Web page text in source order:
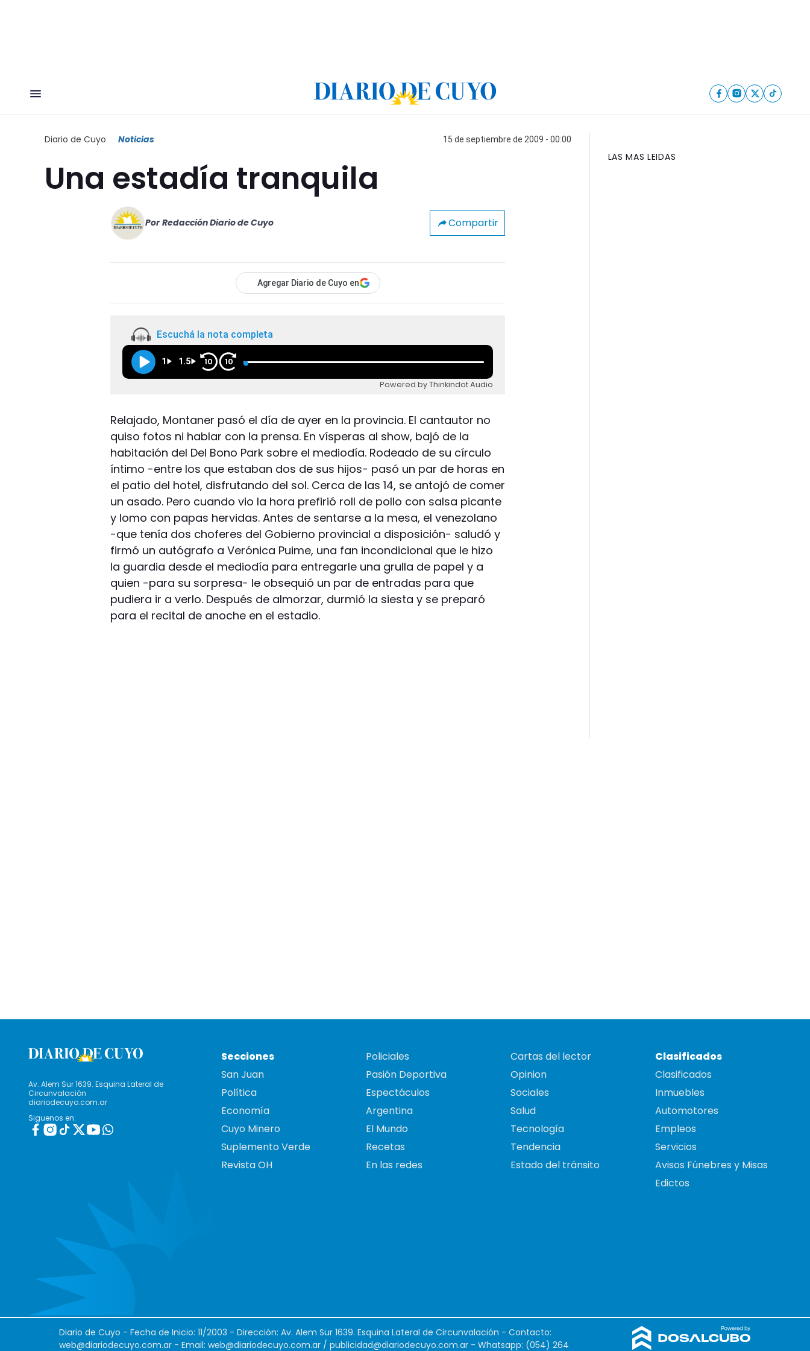
Diario de Cuyo Noticias 15 de septiembre de 2009 - 00:00
Una estadía tranquila
Por Redacción Diario de Cuyo Compartir
Agregar Diario de Cuyo en
Escuchá la nota completa
1 1.5 10 10
Powered by Thinkindot Audio
Relajado, Montaner pasó el día de ayer en la provincia. El cantautor no
quiso fotos ni hablar con la prensa. En vísperas al show, bajó de la
habitación del Del Bono Park sobre el mediodía. Rodeado de su círculo
íntimo -entre los que estaban dos de sus hijos- pasó un par de horas en
el patio del hotel, disfrutando del sol. Cerca de las 14, se antojó de comer
un asado. Pero cuando vio la hora prefirió roll de pollo con salsa picante
y lomo con papas hervidas. Antes de sentarse a la mesa, el venezolano
-que tenía dos choferes del Gobierno provincial a disposición- saludó y
firmó un autógrafo a Verónica Puime, una fan incondicional que le hizo
la guardia desde el mediodía para entregarle una grulla de papel y a
quien -para su sorpresa- le obsequió un par de entradas para que
pudiera ir a verlo. Después de almorzar, durmió la siesta y se preparó
para el recital de anoche en el estadio.
LAS MAS LEIDAS
Av. Alem Sur 1639. Esquina Lateral de
Circunvalación
diariodecuyo.com.ar
Siguenos en:
Secciones
San Juan
Política
Economía
Cuyo Minero
Suplemento Verde
Revista OH
Policiales
Pasión Deportiva
Espectáculos
Argentina
El Mundo
Recetas
En las redes
Cartas del lector
Opinion
Sociales
Salud
Tecnología
Tendencia
Estado del tránsito
Clasificados
Clasificados
Inmuebles
Automotores
Empleos
Servicios
Avisos Fúnebres y Misas
Edictos
Diario de Cuyo - Fecha de Inicio: 11/2003 - Dirección: Av. Alem Sur 1639. Esquina Lateral de Circunvalación - Contacto:
web@diariodecuyo.com.ar - Email: web@diariodecuyo.com.ar / publicidad@diariodecuyo.com.ar - Whatsapp: (054) 264